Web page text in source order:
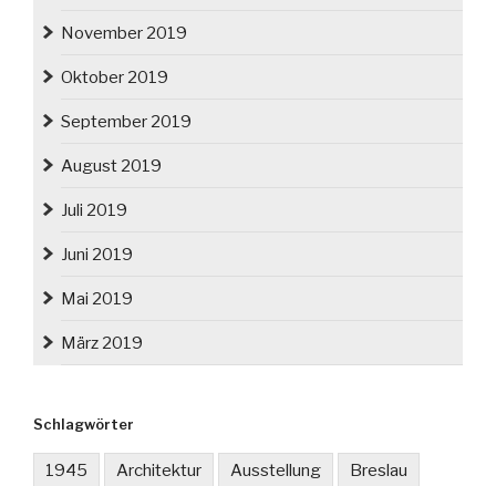
November 2019
Oktober 2019
September 2019
August 2019
Juli 2019
Juni 2019
Mai 2019
März 2019
Schlagwörter
1945 Architektur Ausstellung Breslau